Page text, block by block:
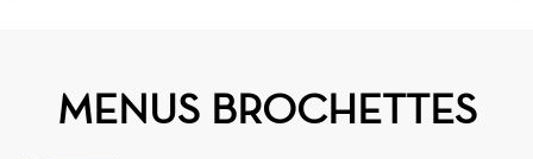
MENUS BROCHETTES